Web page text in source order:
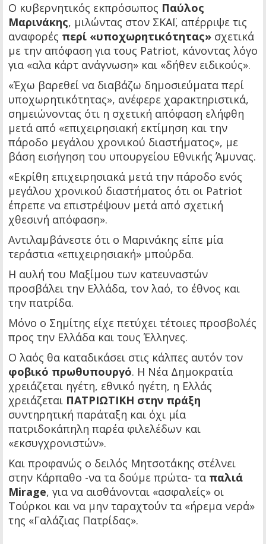
Ο κυβερνητικός εκπρόσωπος Παύλος
Μαρινάκης, μιλώντας στον ΣΚΑΪ, απέρριψε τις
αναφορές περί «υποχωρητικότητας» σχετικά
με την απόφαση για τους Patriot, κάνοντας λόγο
για «αλα κάρτ ανάγνωση» και «δήθεν ειδικούς».
«Έχω βαρεθεί να διαβάζω δημοσιεύματα περί
υποχωρητικότητας», ανέφερε χαρακτηριστικά,
σημειώνοντας ότι η σχετική απόφαση ελήφθη
μετά από «επιχειρησιακή εκτίμηση και την
πάροδο μεγάλου χρονικού διαστήματος», με
βάση εισήγηση του υπουργείου Εθνικής Άμυνας.
«Εκρίθη επιχειρησιακά μετά την πάροδο ενός
μεγάλου χρονικού διαστήματος ότι οι Patriot
έπρεπε να επιστρέψουν μετά από σχετική
χθεσινή απόφαση».
Αντιλαμβάνεστε ότι ο Μαρινάκης είπε μία
τεράστια «επιχειρησιακή» μπούρδα.
Η αυλή του Μαξίμου των κατευναστών
προσβάλει την Ελλάδα, τον λαό, το έθνος και
την πατρίδα.
Μόνο ο Σημίτης είχε πετύχει τέτοιες προσβολές
προς την Ελλάδα και τους Έλληνες.
Ο λαός θα καταδικάσει στις κάλπες αυτόν τον
φοβικό πρωθυπουργό. Η Νέα Δημοκρατία
χρειάζεται ηγέτη, εθνικό ηγέτη, η Ελλάς
χρειάζεται ΠΑΤΡΙΩΤΙΚΗ στην πράξη
συντηρητική παράταξη και όχι μία
πατριδοκάπηλη παρέα φιλελέδων και
«εκσυγχρονιστών».
Και προφανώς ο δειλός Μητσοτάκης στέλνει
στην Κάρπαθο -να τα δούμε πρώτα- τα παλιά
Mirage, για να αισθάνονται «ασφαλείς» οι
Τούρκοι και να μην ταραχτούν τα «ήρεμα νερά»
της «Γαλάζιας Πατρίδας».